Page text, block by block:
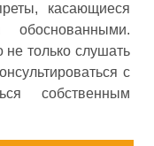
касающиеся
обоснованными.
только слушать
с
собственным